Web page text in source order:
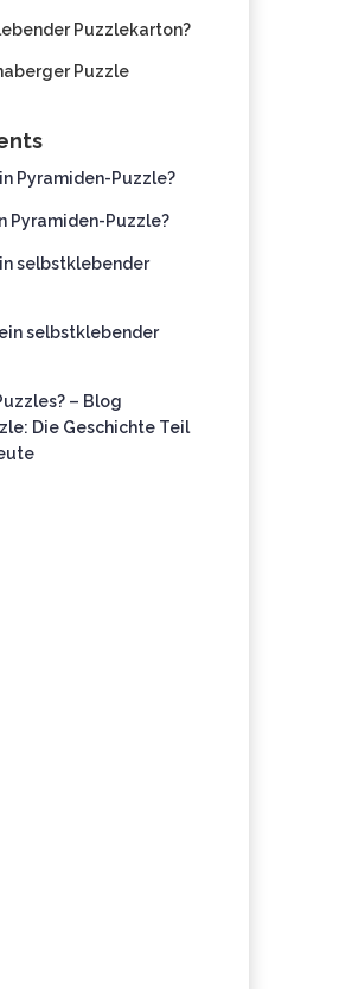
Puzzlekarton?
Puzzle
Pyramiden-Puzzle?
Pyramiden-Puzzle?
selbstklebender
selbstklebender
– Blog
Die Geschichte Teil